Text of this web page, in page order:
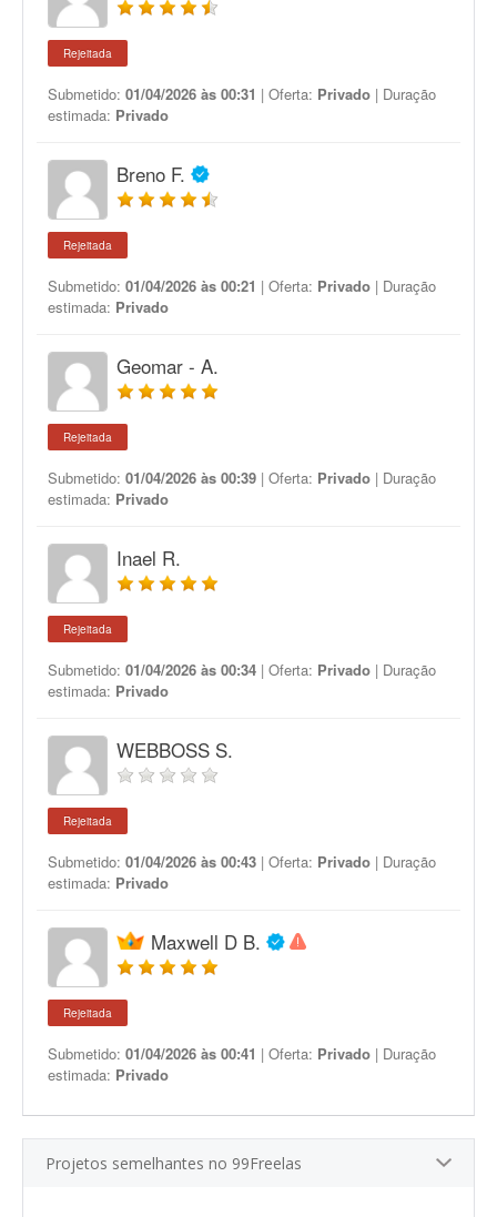
Rejeitada
Submetido: 01/04/2026 às 00:31 | Oferta: Privado | Duração
estimada: Privado
Breno F.
Rejeitada
Submetido: 01/04/2026 às 00:21 | Oferta: Privado | Duração
estimada: Privado
Geomar - A.
Rejeitada
Submetido: 01/04/2026 às 00:39 | Oferta: Privado | Duração
estimada: Privado
Inael R.
Rejeitada
Submetido: 01/04/2026 às 00:34 | Oferta: Privado | Duração
estimada: Privado
WEBBOSS S.
Rejeitada
Submetido: 01/04/2026 às 00:43 | Oferta: Privado | Duração
estimada: Privado
Maxwell D B.
Rejeitada
Submetido: 01/04/2026 às 00:41 | Oferta: Privado | Duração
estimada: Privado
Projetos semelhantes no 99Freelas